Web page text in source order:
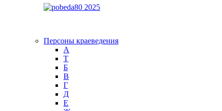
Персоны краеведения
А
T
Б
В
Г
Д
Е